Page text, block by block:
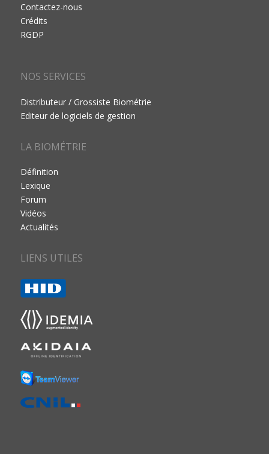
Contactez-nous
Crédits
RGDP
NOS SERVICES
Distributeur / Grossiste Biométrie
Editeur de logiciels de gestion
LA BIOMÉTRIE
Définition
Lexique
Forum
Vidéos
Actualités
LIENS UTILES